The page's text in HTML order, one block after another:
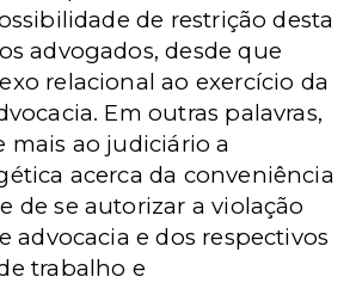
de restrição desta
advogados, desde que
relacional ao exercício da
Em outras palavras,
mais ao judiciário a
acerca da conveniência
de se autorizar a violação
advocacia e dos respectivos
trabalho e